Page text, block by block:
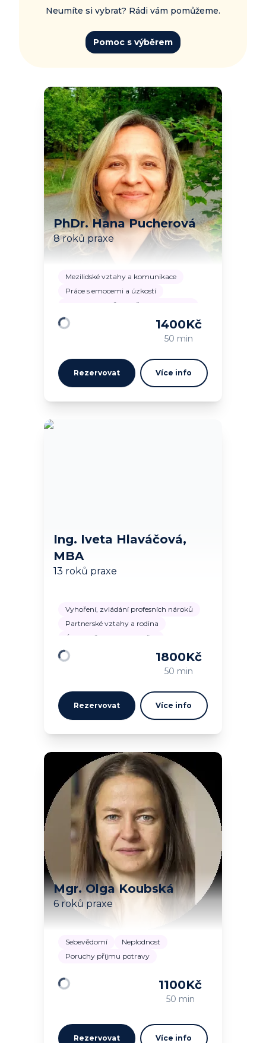
Neumíte si vybrat? Rádi vám pomůžeme.
Pomoc s výběrem
PhDr. Hana Pucherová
8 roků praxe
Mezilidské vztahy a komunikace
Práce s emocemi a úzkostí
Zvládání náročných životních situací
1400Kč
50 min
Rezervovat Více info
Ing. Iveta Hlaváčová,
MBA
13 roků praxe
Vyhoření, zvládání profesních nároků
Partnerské vztahy a rodina
Úzkostně depresivní ladění
1800Kč
50 min
Rezervovat Více info
Mgr. Olga Koubská
6 roků praxe
Sebevědomí
Neplodnost
Poruchy příjmu potravy
1100Kč
50 min
Rezervovat Více info